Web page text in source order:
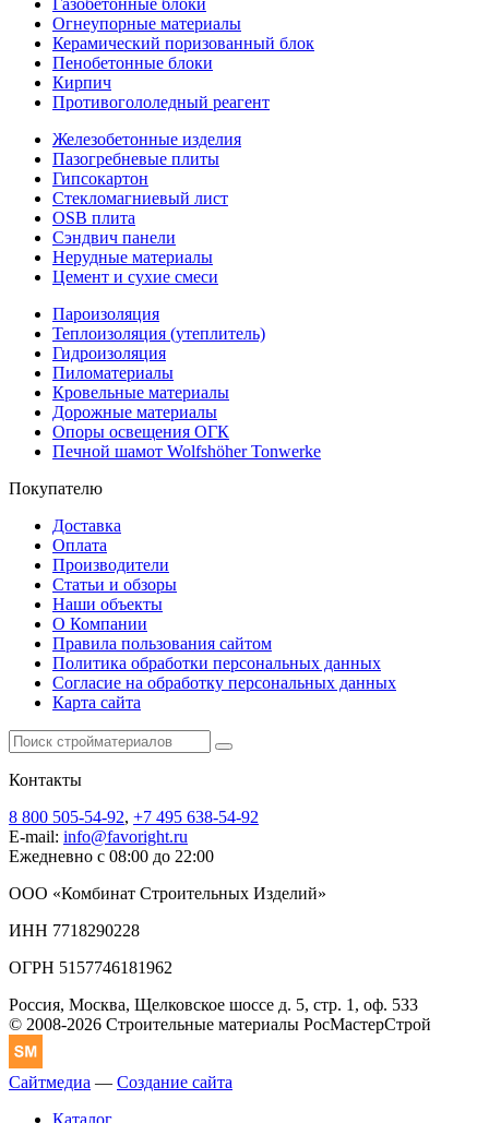
Огнеупорные материалы
Керамический поризованный блок
Пенобетонные блоки
Кирпич
Противогололедный реагент
Железобетонные изделия
Пазогребневые плиты
Гипсокартон
Стекломагниевый лист
OSB плита
Сэндвич панели
Нерудные материалы
Цемент и сухие смеси
Пароизоляция
Теплоизоляция (утеплитель)
Гидроизоляция
Пиломатериалы
Кровельные материалы
Дорожные материалы
Опоры освещения ОГК
Печной шамот Wolfshöher Tonwerke
Покупателю
Доставка
Оплата
Производители
Статьи и обзоры
Наши объекты
О Компании
Правила пользования сайтом
Политика обработки персональных данных
Согласие на обработку персональных данных
Карта сайта
Контакты
8 800 505-54-92, +7 495 638-54-92
E-mail: info@favoright.ru
Ежедневно с 08:00 до 22:00
ООО «Комбинат Строительных Изделий»
ИНН 7718290228
ОГРН 5157746181962
Россия, Москва, Щелковское шоссе д. 5, стр. 1, оф. 533
© 2008-2026 Строительные материалы РосМастерСтрой
Сайтмедиа — Создание сайта
Каталог